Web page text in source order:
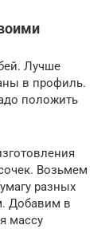
Лучше
в профиль.
положить
Возьмем
разных
Добавим в
массу